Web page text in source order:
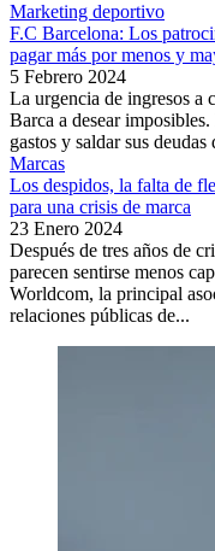
Marketing deportivo
F.C Barcelona: Los
pagar más por menos y
5 Febrero 2024
La urgencia de ingresos a
Barca a desear
gastos y saldar sus
Marcas
Los despidos, la falta de
para una crisis de marca
23 Enero 2024
Después de tres años de
parecen sentirse menos
Worldcom, la principal
relaciones públicas de...